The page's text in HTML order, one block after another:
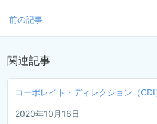
前の記事
関連記事
コーポレイト・ディレクション（
2020年10月16日